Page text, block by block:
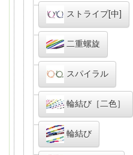
ストライプ[中]
二重螺旋
スパイラル
輪結び［二色］
輪結び